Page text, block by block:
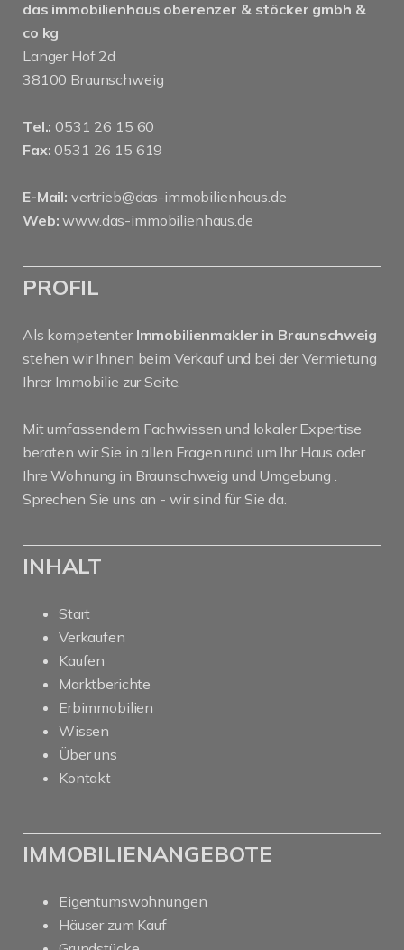
das immobilienhaus oberenzer & stöcker gmbh &
co kg
Langer Hof 2d
38100 Braunschweig
Tel.: 0531 26 15 60
Fax: 0531 26 15 619
E-Mail: vertrieb@das-immobilienhaus.de
Web: www.das-immobilienhaus.de
PROFIL
Als kompetenter Immobilienmakler in Braunschweig
stehen wir Ihnen beim Verkauf und bei der Vermietung
Ihrer Immobilie zur Seite.
Mit umfassendem Fachwissen und lokaler Expertise
beraten wir Sie in allen Fragen rund um Ihr Haus oder
Ihre Wohnung in Braunschweig und Umgebung .
Sprechen Sie uns an - wir sind für Sie da.
INHALT
Start
Verkaufen
Kaufen
Marktberichte
Erbimmobilien
Wissen
Über uns
Kontakt
IMMOBILIENANGEBOTE
Eigentumswohnungen
Häuser zum Kauf